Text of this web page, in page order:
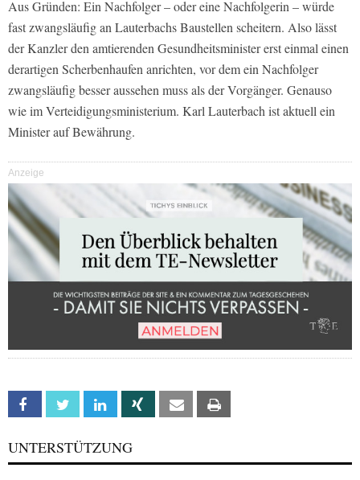
Aus Gründen: Ein Nachfolger – oder eine Nachfolgerin – würde
fast zwangsläufig an Lauterbachs Baustellen scheitern. Also lässt
der Kanzler den amtierenden Gesundheitsminister erst einmal einen
derartigen Scherbenhaufen anrichten, vor dem ein Nachfolger
zwangsläufig besser aussehen muss als der Vorgänger. Genauso
wie im Verteidigungsministerium. Karl Lauterbach ist aktuell ein
Minister auf Bewährung.
Anzeige
Facebook Twitter Linkedin Xing Email
UNTERSTÜTZUNG